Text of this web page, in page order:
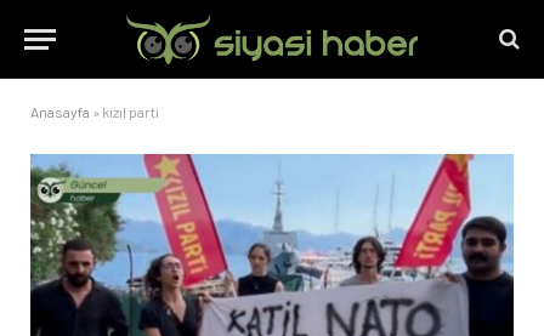
Anasayfa » kızıl parti